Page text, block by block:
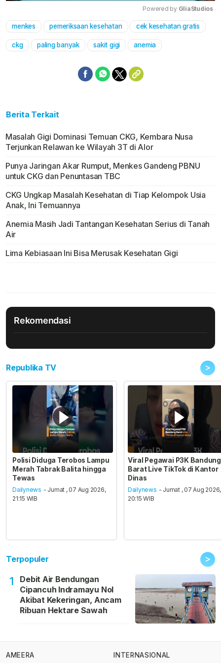
Mute
Powered by GliaStudios
menkes pemeriksaan kesehatan cek kesehatan gratis
ckg paling banyak sakit gigi anemia
Berita Terkait
Masalah Gigi Dominasi Temuan CKG, Kembara Nusa
Terjunkan Relawan ke Wilayah 3T di Alor
Punya Jaringan Akar Rumput, Menkes Gandeng PBNU
untuk CKG dan Penuntasan TBC
CKG Ungkap Masalah Kesehatan di Tiap Kelompok Usia
Anak, Ini Temuannya
Anemia Masih Jadi Tantangan Kesehatan Serius di Tanah
Air
Lima Kebiasaan Ini Bisa Merusak Kesehatan Gigi
Rekomendasi
Republika TV >
Polisi Diduga Terobos Lampu
Merah Tabrak Balita hingga
Tewas
Dailynews - Jumat , 07 Aug 2026,
21:15 WIB
Viral Pegawai P3K Bandung
Barat Live TikTok di Kantor
Dinas
Dailynews - Jumat , 07 Aug 2026,
20:15 WIB
Terpopuler >
1
Debit Air Bendungan
Cipancuh Indramayu Nol
Akibat Kekeringan, Ancam
Ribuan Hektare Sawah
AMEERA INTERNASIONAL